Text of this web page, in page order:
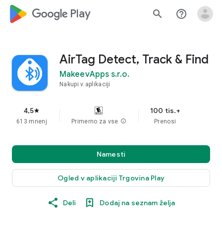
google_logo Play search help_outline
AirTag Detect, Track & Find
MakeevApps s.r.o.
Nakupi v aplikaciji
4,5star
613 mnenj Primerno za vse info
100 tis.+
Prenosi
Namesti
Ogled v aplikaciji Trgovina Play
Deli Dodaj na seznam želja